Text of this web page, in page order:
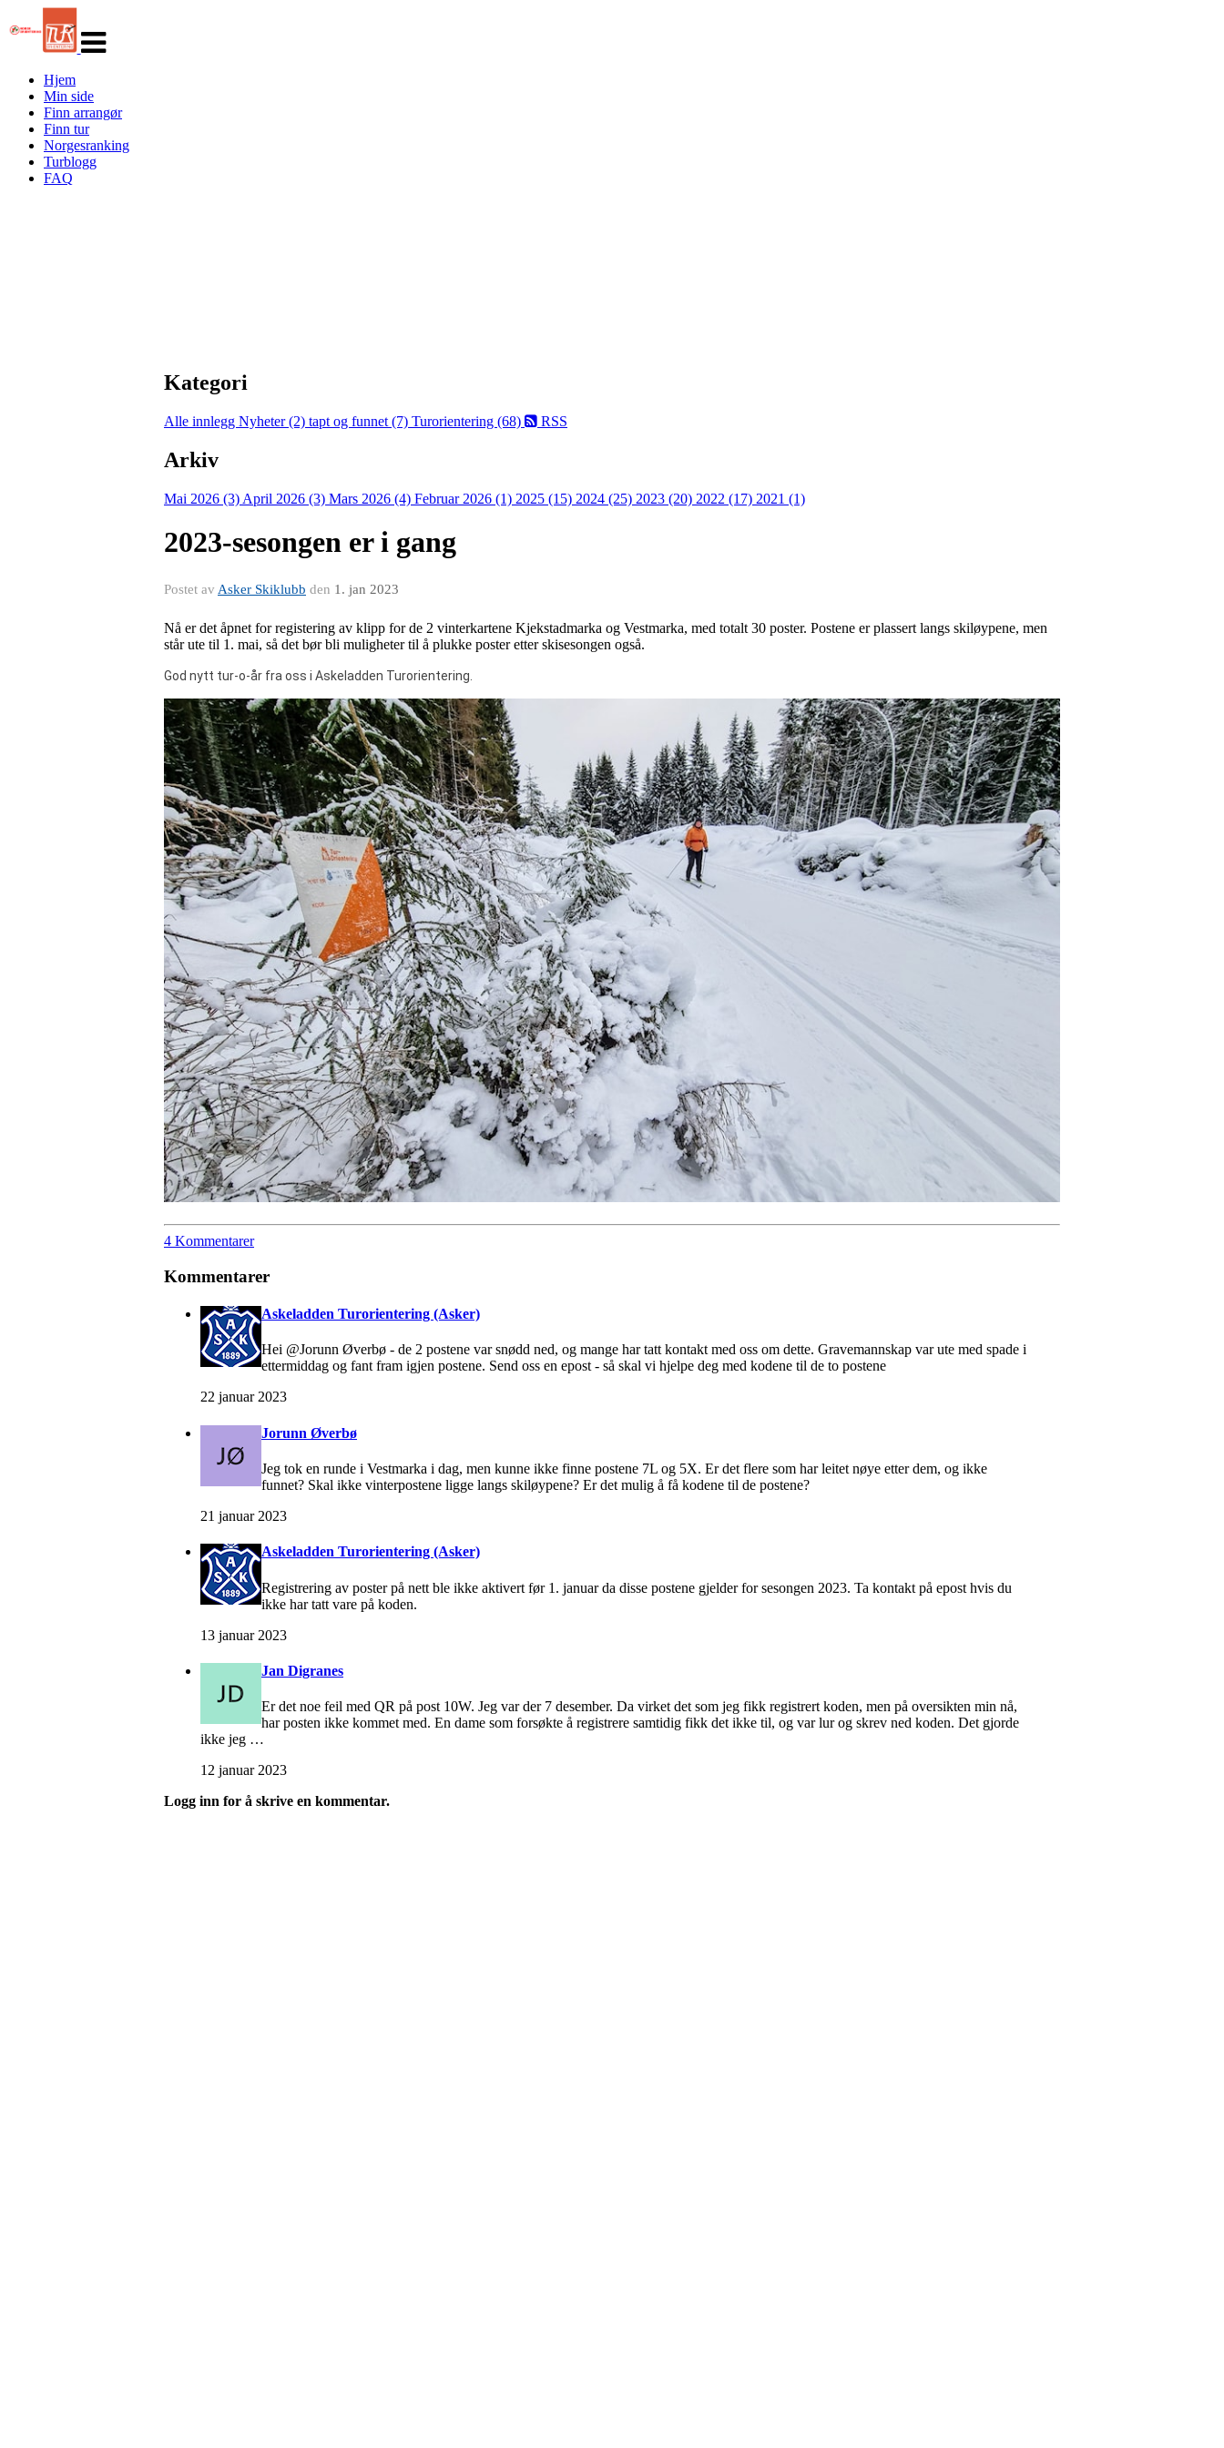
navigasjon
Hjem
Min side
Finn arrangør
Finn tur
Norgesranking
Turblogg
FAQ
Kategori
Alle innlegg Nyheter (2) tapt og funnet (7) Turorientering (68) RSS
Arkiv
Mai 2026 (3) April 2026 (3) Mars 2026 (4) Februar 2026 (1) 2025 (15) 2024 (25) 2023 (20) 2022 (17) 2021 (1)
2023-sesongen er i gang
Postet av Asker Skiklubb den 1. jan 2023
Nå er det åpnet for registering av klipp for de 2 vinterkartene Kjekstadmarka og Vestmarka, med totalt 30 poster. Postene er plassert langs skiløypene, men
står ute til 1. mai, så det bør bli muligheter til å plukke poster etter skisesongen også.
God nytt tur-o-år fra oss i Askeladden Turorientering.
4 Kommentarer
Kommentarer
Askeladden Turorientering (Asker)
Hei @Jorunn Øverbø - de 2 postene var snødd ned, og mange har tatt kontakt med oss om dette. Gravemannskap var ute med spade i
ettermiddag og fant fram igjen postene. Send oss en epost - så skal vi hjelpe deg med kodene til de to postene
22 januar 2023
Jorunn Øverbø
Jeg tok en runde i Vestmarka i dag, men kunne ikke finne postene 7L og 5X. Er det flere som har leitet nøye etter dem, og ikke
funnet? Skal ikke vinterpostene ligge langs skiløypene? Er det mulig å få kodene til de postene?
21 januar 2023
Askeladden Turorientering (Asker)
Registrering av poster på nett ble ikke aktivert før 1. januar da disse postene gjelder for sesongen 2023. Ta kontakt på epost hvis du
ikke har tatt vare på koden.
13 januar 2023
Jan Digranes
Er det noe feil med QR på post 10W. Jeg var der 7 desember. Da virket det som jeg fikk registrert koden, men på oversikten min nå,
har posten ikke kommet med. En dame som forsøkte å registrere samtidig fikk det ikke til, og var lur og skrev ned koden. Det gjorde
ikke jeg …
12 januar 2023
Logg inn for å skrive en kommentar.